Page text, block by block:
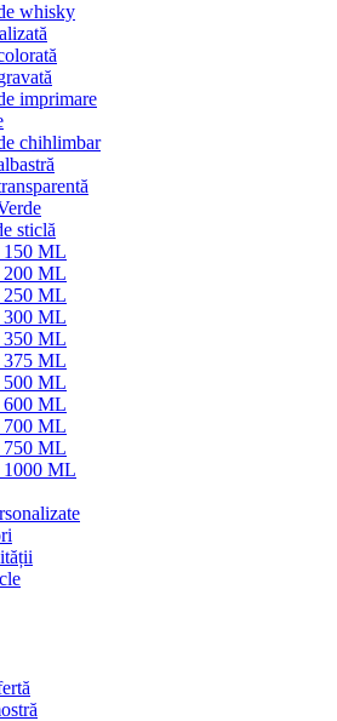
whisky
imprimare
chihlimbar
sticlă
ML
ML
ML
ML
ML
ML
ML
ML
ML
ML
ML